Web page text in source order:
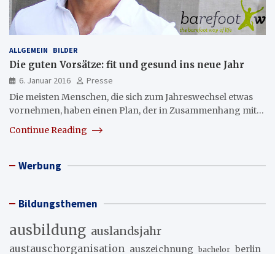
ALLGEMEIN BILDER
Die guten Vorsätze: fit und gesund ins neue Jahr
6. Januar 2016
Presse
Die meisten Menschen, die sich zum Jahreswechsel etwas
vornehmen, haben einen Plan, der in Zusammenhang mit…
Continue Reading
Werbung
Bildungsthemen
ausbildung auslandsjahr
austauschorganisation auszeichnung bachelor berlin